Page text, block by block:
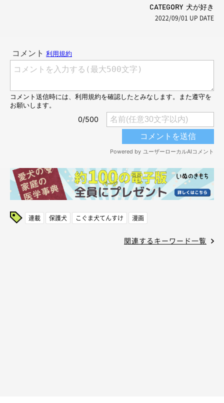
CATEGORY 犬が好き
2022/09/01 UP DATE
連載 保護犬 こぐま犬てんすけ 漫画
関連するキーワード一覧